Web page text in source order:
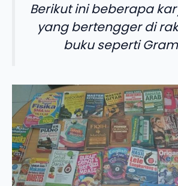
Berikut ini beberapa
yang bertengger di
buku seperti